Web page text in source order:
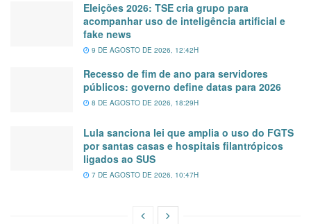
Eleições 2026: TSE cria grupo para
acompanhar uso de inteligência artificial e
fake news
9 DE AGOSTO DE 2026, 12:42H
Recesso de fim de ano para servidores
públicos: governo define datas para 2026
8 DE AGOSTO DE 2026, 18:29H
Lula sanciona lei que amplia o uso do FGTS
por santas casas e hospitais filantrópicos
ligados ao SUS
7 DE AGOSTO DE 2026, 10:47H